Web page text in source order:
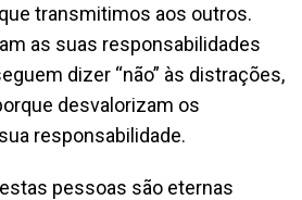
transmitimos aos outros.
as suas responsabilidades
dizer “não” às distrações,
desvalorizam os
responsabilidade.
pessoas são eternas